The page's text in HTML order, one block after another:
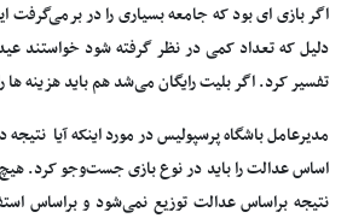
اگر بازی ای بود که جامعه بسیاری را در برمی‌گرفت
دلیل که تعداد کمی در نظر گرفته شود خواستند
تفسیر کرد. اگر بلیت رایگان می‌شد هم باید هزینه ها
مدیرعامل باشگاه پرسپولیس در مورد اینکه آیا نتیجه
اساس عدالت را باید در نوع بازی جست‌وجو کرد.
نتیجه براساس عدالت توزیع نمی‌شود و براساس